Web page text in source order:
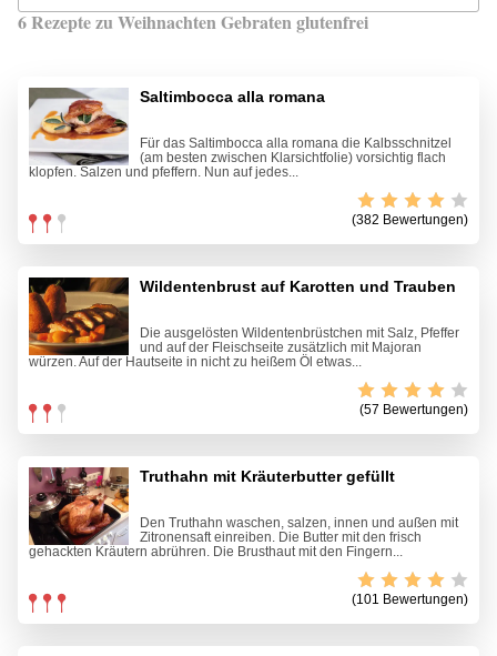
6 Rezepte zu Weihnachten Gebraten glutenfrei
Saltimbocca alla romana
Für das Saltimbocca alla romana die Kalbsschnitzel
(am besten zwischen Klarsichtfolie) vorsichtig flach
klopfen. Salzen und pfeffern. Nun auf jedes...
(382 Bewertungen)
Wildentenbrust auf Karotten und Trauben
Die ausgelösten Wildentenbrüstchen mit Salz, Pfeffer
und auf der Fleischseite zusätzlich mit Majoran
würzen. Auf der Hautseite in nicht zu heißem Öl etwas...
(57 Bewertungen)
Truthahn mit Kräuterbutter gefüllt
Den Truthahn waschen, salzen, innen und außen mit
Zitronensaft einreiben. Die Butter mit den frisch
gehackten Kräutern abrühren. Die Brusthaut mit den Fingern...
(101 Bewertungen)